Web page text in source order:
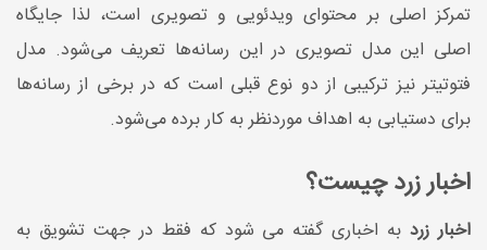
تمرکز اصلی بر محتوای ویدئویی و تصویری است، لذا جایگاه
اصلی این مدل تصویری در این رسانه‌ها تعریف می‌شود. مدل
فتوتیتر نیز ترکیبی از دو نوع قبلی است که در برخی از رسانه‌ها
برای دستیابی به اهداف موردنظر به کار برده می‌شود.
اخبار زرد چیست؟
اخبار زردبه اخباری گفته می شود که فقط در جهت تشویق به